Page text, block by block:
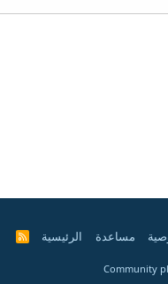
مساعدة الرئيسية
R
Community